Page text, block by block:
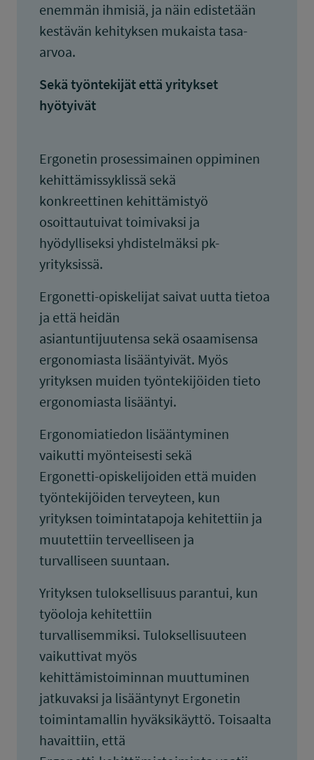
enemmän ihmisiä, ja näin edistetään
kestävän kehityksen mukaista tasa-
arvoa.
Sekä työntekijät että yritykset
hyötyivät
Ergonetin prosessimainen oppiminen
kehittämissyklissä sekä
konkreettinen kehittämistyö
osoittautuivat toimivaksi ja
hyödylliseksi yhdistelmäksi pk-
yrityksissä.
Ergonetti-opiskelijat saivat uutta tietoa
ja että heidän
asiantuntijuutensa sekä osaamisensa
ergonomiasta lisääntyivät. Myös
yrityksen muiden työntekijöiden tieto
ergonomiasta lisääntyi.
Ergonomiatiedon lisääntyminen
vaikutti myönteisesti sekä
Ergonetti-opiskelijoiden että muiden
työntekijöiden terveyteen, kun
yrityksen toimintatapoja kehitettiin ja
muutettiin terveelliseen ja
turvalliseen suuntaan.
Yrityksen tuloksellisuus parantui, kun
työoloja kehitettiin
turvallisemmiksi. Tuloksellisuuteen
vaikuttivat myös
kehittämistoiminnan muuttuminen
jatkuvaksi ja lisääntynyt Ergonetin
toimintamallin hyväksikäyttö. Toisaalta
havaittiin, että